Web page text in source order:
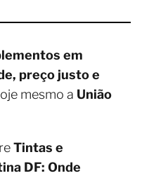
em
preço justo e
mesmo a União
Tintas e
DF: Onde